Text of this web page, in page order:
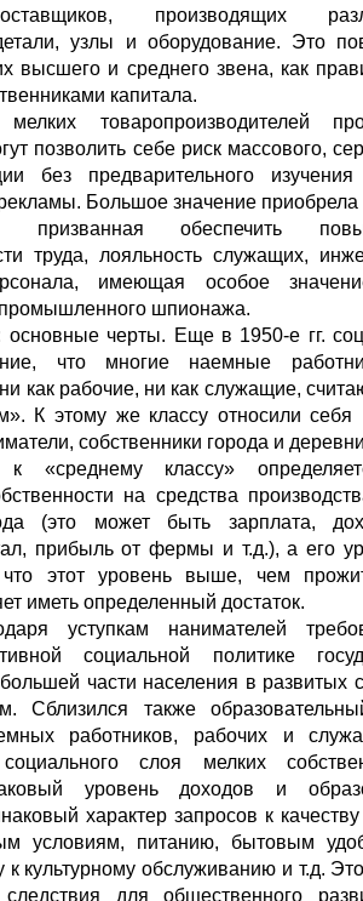
производящих
узлы и оборудование. Это
высшего и среднего звена, как
капитала.
товаропроизводителей
позволить себе риск массового,
без предварительного
Большое значение приобрела
призванная обеспечить
труда, лояльность служащих,
имеющая особое
шпионажа.
основные черты. Еще в 1950-е гг.
что многие наемные
как рабочие, ни как служащие,
К этому же классу относили себя
собственники города и
к «среднему классу»
на средства
(это может быть зарплата,
прибыль от фермы и т.д.), а его
что этот уровень выше, чем
иметь определенный достаток.
уступкам нанимателей
социальной политике
части населения в развитых
Сблизился также
работников, рабочих и
социального слоя мелких
уровень доходов и
характер запросов к
условиям, питанию, бытовым
к культурному обслуживанию и т.д.
следствия для общественного